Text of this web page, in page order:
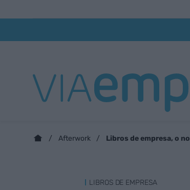
Afterwork Libros de empresa, o no
LIBROS DE EMPRESA